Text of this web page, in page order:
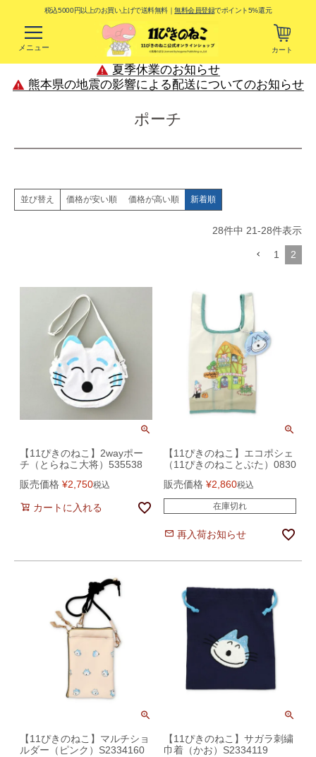
税込5000円以上のお買い上げで送料無料｜無料会員登録でポイント5%還元
メニュー カート
夏季休業のお知らせ
熊本県の地震の影響による配送についてのお知らせ
ポーチ
並び替え 価格が安い順 価格が高い順 新着順
28件中 21-28件表示
1 2
【11ぴきのねこ】2wayポー
チ（とらねこ大将）535538
販売価格 ¥2,750税込
カートに入れる
【11ぴきのねこ】エコポシェ
（11ぴきのねことぶた）0830
販売価格 ¥2,860税込
在庫切れ
再入荷お知らせ
【11ぴきのねこ】マルチショ
ルダー（ピンク）S2334160
【11ぴきのねこ】サガラ刺繍
巾着（かお）S2334119